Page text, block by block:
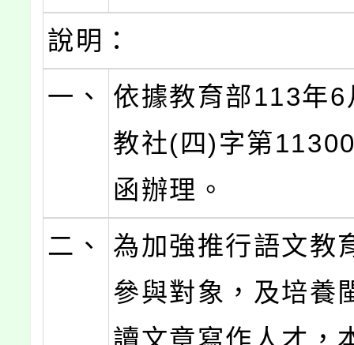
說明：
一、
依據教育部113年
教社(四)字第
函辦理。
二、
為加強推行語文教
參與對象，及培養
讀文章寫作人才，